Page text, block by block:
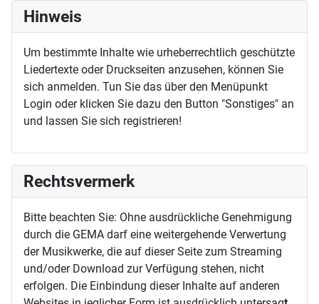
Hinweis
Um bestimmte Inhalte wie urheberrechtlich geschützte
Liedertexte oder Druckseiten anzusehen, können Sie
sich anmelden. Tun Sie das über den Menüpunkt
Login oder klicken Sie dazu den Button "Sonstiges" an
und lassen Sie sich registrieren!
Rechtsvermerk
Bitte beachten Sie: Ohne ausdrückliche Genehmigung
durch die GEMA darf eine weitergehende Verwertung
der Musikwerke, die auf dieser Seite zum Streaming
und/oder Download zur Verfügung stehen, nicht
erfolgen. Die Einbindung dieser Inhalte auf anderen